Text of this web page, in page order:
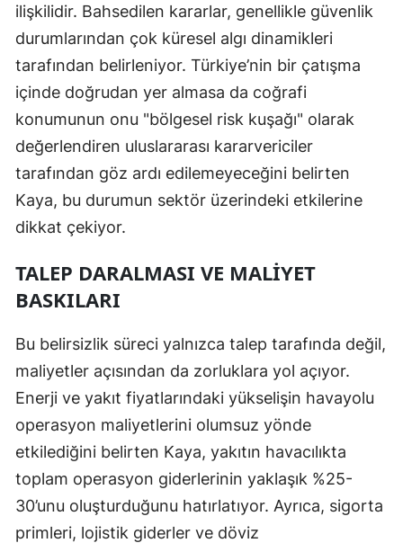
ilişkilidir. Bahsedilen kararlar, genellikle güvenlik
durumlarından çok küresel algı dinamikleri
tarafından belirleniyor. Türkiye’nin bir çatışma
içinde doğrudan yer almasa da coğrafi
konumunun onu "bölgesel risk kuşağı" olarak
değerlendiren uluslararası kararvericiler
tarafından göz ardı edilemeyeceğini belirten
Kaya, bu durumun sektör üzerindeki etkilerine
dikkat çekiyor.
TALEP DARALMASI VE MALIYET
BASKILARI
Bu belirsizlik süreci yalnızca talep tarafında değil,
maliyetler açısından da zorluklara yol açıyor.
Enerji ve yakıt fiyatlarındaki yükselişin havayolu
operasyon maliyetlerini olumsuz yönde
etkilediğini belirten Kaya, yakıtın havacılıkta
toplam operasyon giderlerinin yaklaşık %25-
30’unu oluşturduğunu hatırlatıyor. Ayrıca, sigorta
primleri, lojistik giderler ve döviz